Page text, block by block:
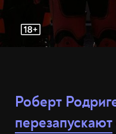
Роберт
перезапускают